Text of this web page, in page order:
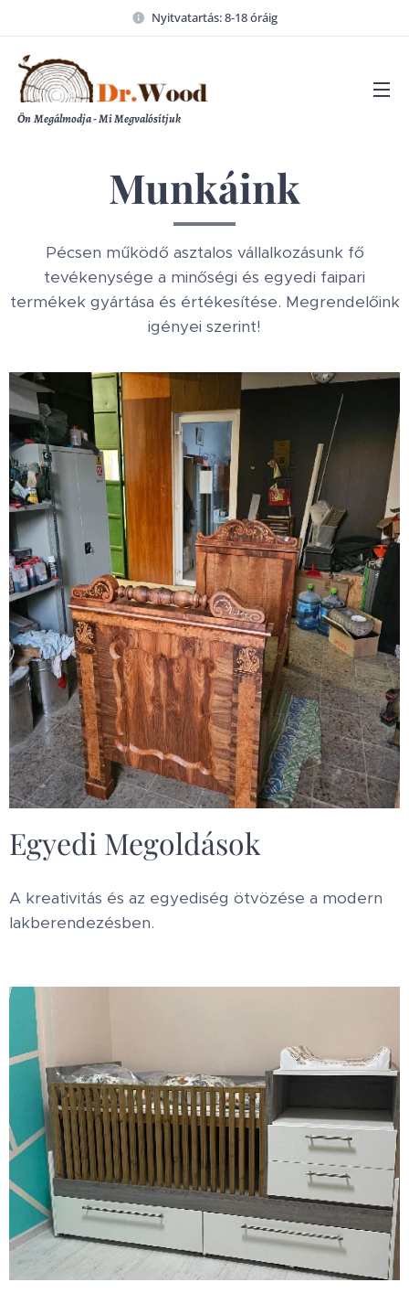
Nyitvatartás: 8-18 óráig
ÖnMegálmodja - Mi Megvalósítjuk
Munkáink
Pécsen működő asztalos vállalkozásunk fő
tevékenysége a minőségi és egyedi faipari
termékek gyártása és értékesítése. Megrendelőink
igényei szerint!
Egyedi Megoldások
A kreativitás és az egyediség ötvözése a modern
lakberendezésben.